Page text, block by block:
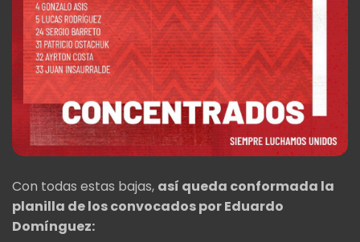
Con todas estas bajas, así queda conformada la
planilla de los convocados por Eduardo
Domínguez: